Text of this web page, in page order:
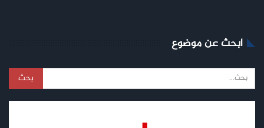
ابحث عن موضوع